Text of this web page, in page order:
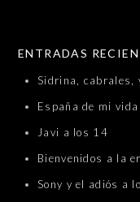
ENTRADAS
Sidrina, cabrales,
España de mi
Javi a los 14
Bienvenidos a la
Sony y el adiós a